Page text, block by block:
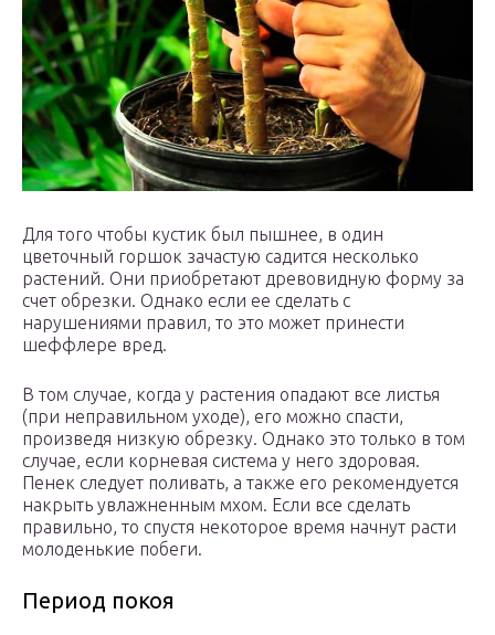
Для того чтобы кустик был пышнее, в один
цветочный горшок зачастую садится несколько
растений. Они приобретают древовидную форму за
счет обрезки. Однако если ее сделать с
нарушениями правил, то это может принести
шеффлере вред.
В том случае, когда у растения опадают все листья
(при неправильном уходе), его можно спасти,
произведя низкую обрезку. Однако это только в том
случае, если корневая система у него здоровая.
Пенек следует поливать, а также его рекомендуется
накрыть увлажненным мхом. Если все сделать
правильно, то спустя некоторое время начнут расти
молоденькие побеги.
Период покоя